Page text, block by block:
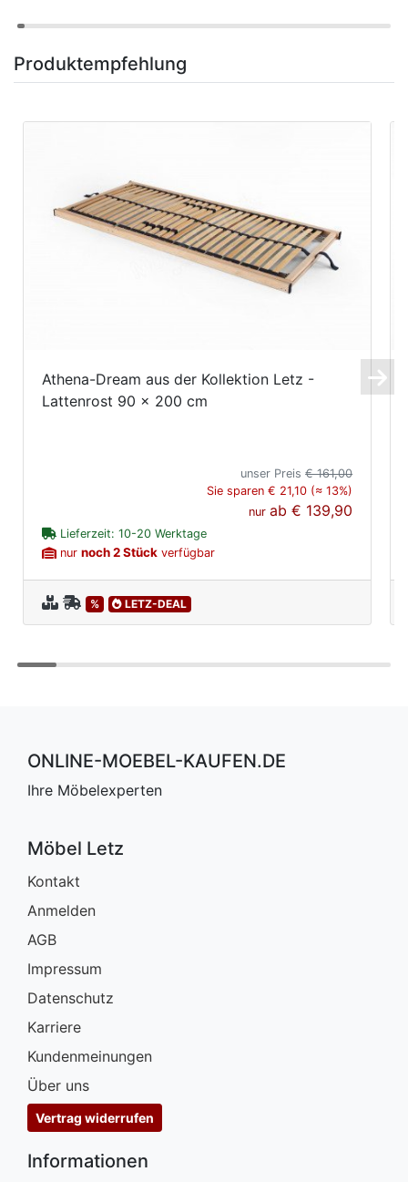
Produktempfehlung
Athena-Dream aus der Kollektion Letz -
Lattenrost 90 x 200 cm
unser Preis€ 161,00
Sie sparen € 21,10 (≈ 13%)
nurab€ 139,90
Lieferzeit: 10-20 Werktage
nur noch 2 Stück verfügbar
% LETZ-DEAL
ONLINE-MOEBEL-KAUFEN.DE
Ihre Möbelexperten
Möbel Letz
Kontakt
Anmelden
AGB
Impressum
Datenschutz
Karriere
Kundenmeinungen
Über uns
Vertrag widerrufen
Informationen